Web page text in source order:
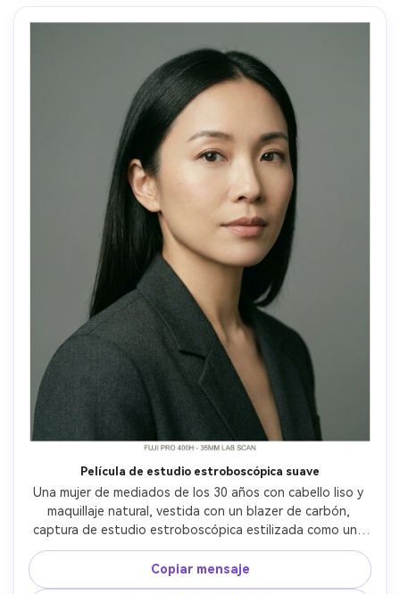
Película de estudio estroboscópica suave
Una mujer de mediados de los 30 años con cabello liso y
maquillaje natural, vestida con un blazer de carbón,
captura de estudio estroboscópica estilizada como una
película de 35 mm, estética de escaneo Fuji Pro 400H con
verdes pastel, grano sutil y suave roll-off de resaltado,
Hasselblad X2D look pero etiquetado como escaneo de
Copiar mensaje